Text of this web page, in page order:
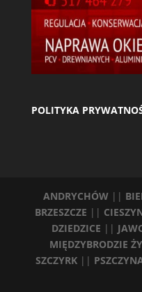
POLITYKA
ANDRYCHÓW||
BRZESZCZE ||
DZIEDZICE ||
MIĘDZYBRODZIE
SZCZYRK ||